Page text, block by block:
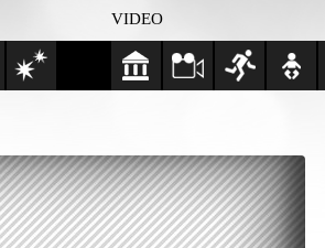
VIDEO